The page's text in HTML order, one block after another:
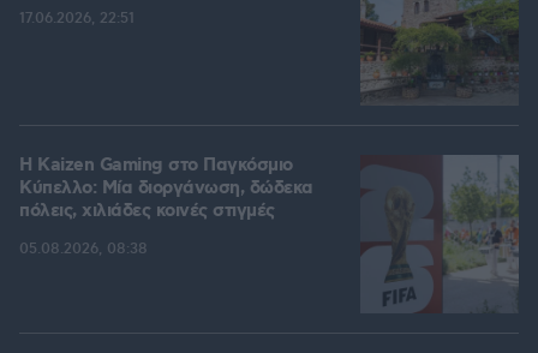
17.06.2026, 22:51
H Kaizen Gaming στο Παγκόσμιο
Kύπελλο: Μία διοργάνωση, δώδεκα
πόλεις, χιλιάδες κοινές στιγμές
05.08.2026, 08:38